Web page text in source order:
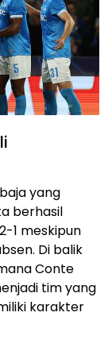
yang
berhasil
1 meskipun
Di balik
Conte
tim yang
karakter